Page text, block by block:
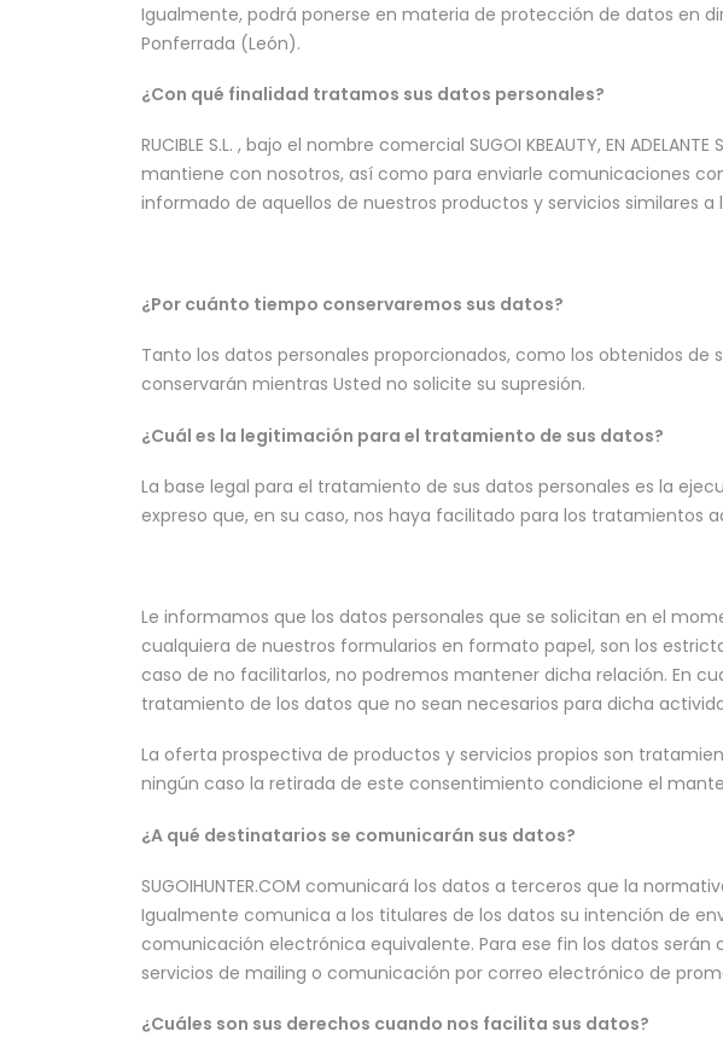
Igualmente, podrá ponerse en materia de protección de datos en
Ponferrada (León).
¿Con qué finalidad tratamos sus datos personales?
RUCIBLE S.L. , bajo el nombre comercial SUGOI KBEAUTY, EN
mantiene con nosotros, así como para enviarle comunicaciones
informado de aquellos de nuestros productos y servicios similares a
¿Por cuánto tiempo conservaremos sus datos?
Tanto los datos personales proporcionados, como los obtenidos
conservarán mientras Usted no solicite su supresión.
¿Cuál es la legitimación para el tratamiento de sus datos?
La base legal para el tratamiento de sus datos personales es la
expreso que, en su caso, nos haya facilitado para los
Le informamos que los datos personales que se solicitan en el
cualquiera de nuestros formularios en formato papel, son los
caso de no facilitarlos, no podremos mantener dicha relación. En
tratamiento de los datos que no sean necesarios para dicha
La oferta prospectiva de productos y servicios propios son
ningún caso la retirada de este consentimiento condicione el
¿A qué destinatarios se comunicarán sus datos?
SUGOIHUNTER.COM comunicará los datos a terceros que la
Igualmente comunica a los titulares de los datos su intención de
comunicación electrónica equivalente. Para ese fin los datos
servicios de mailing o comunicación por correo electrónico de
¿Cuáles son sus derechos cuando nos facilita sus datos?